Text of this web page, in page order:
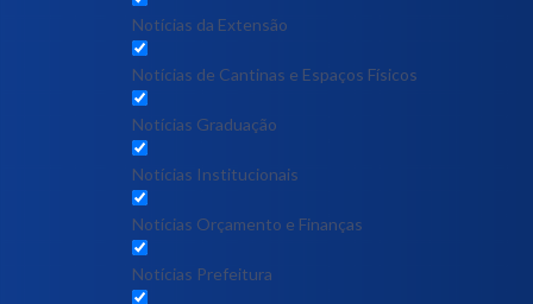
Notícias da Extensão
Notícias de Cantinas e Espaços Físicos
Notícias Graduação
Notícias Institucionais
Notícias Orçamento e Finanças
Notícias Prefeitura